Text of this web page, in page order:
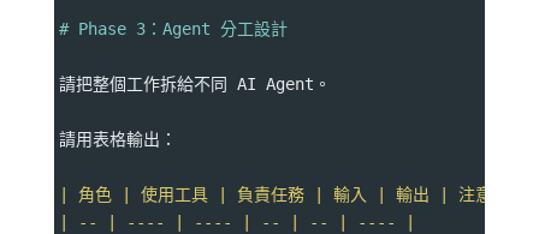
# Phase 3：Agent 分工設計
請把整個工作拆給不同 AI Agent。
請用表格輸出：
| 角色 | 使用工具 | 負責任務 | 輸入 | 輸出 | 注意事項
| -- | ---- | ---- | -- | -- | ---- |